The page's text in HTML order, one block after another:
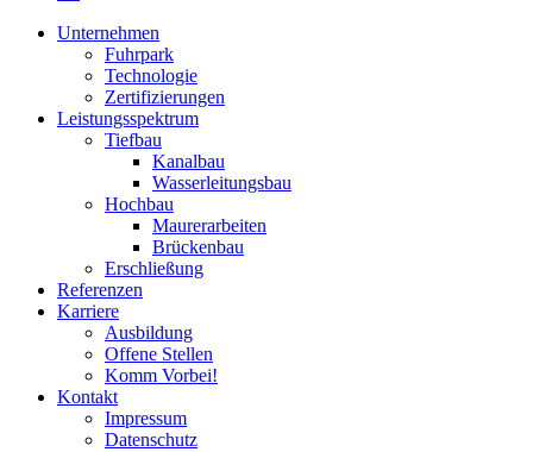
Unternehmen
Fuhrpark
Technologie
Zertifizierungen
Leistungsspektrum
Tiefbau
Kanalbau
Wasserleitungsbau
Hochbau
Maurerarbeiten
Brückenbau
Erschließung
Referenzen
Karriere
Ausbildung
Offene Stellen
Komm Vorbei!
Kontakt
Impressum
Datenschutz